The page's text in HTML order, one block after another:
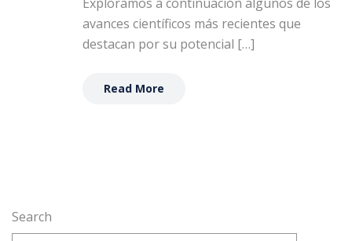
avances científicos más recientes que
destacan por su potencial […]
Read More
Search